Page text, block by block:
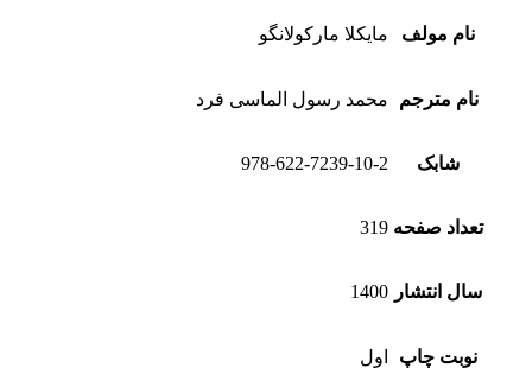
نام مولف مایکلا مارکولانگو
نام مترجم محمد رسول الماسی فرد
شابک 978-622-7239-10-2
تعداد صفحه 319
سال انتشار 1400
نوبت چاپ اول